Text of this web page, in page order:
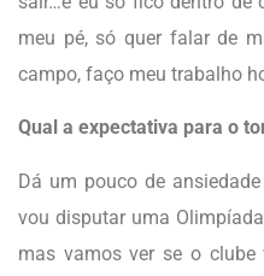
meu pé, só quer falar de
campo, faço meu trabalho
Qual a expectativa para o
Dá um pouco de
vou disputar uma
mas vamos ver se o